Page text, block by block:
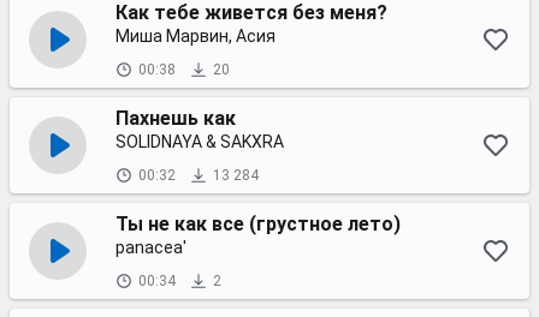
Как тебе живется без меня?
Миша Марвин, Асия
00:38 20
Пахнешь как
SOLIDNAYA & SAKXRA
00:32 13 284
Ты не как все (грустное лето)
panacea'
00:34 2